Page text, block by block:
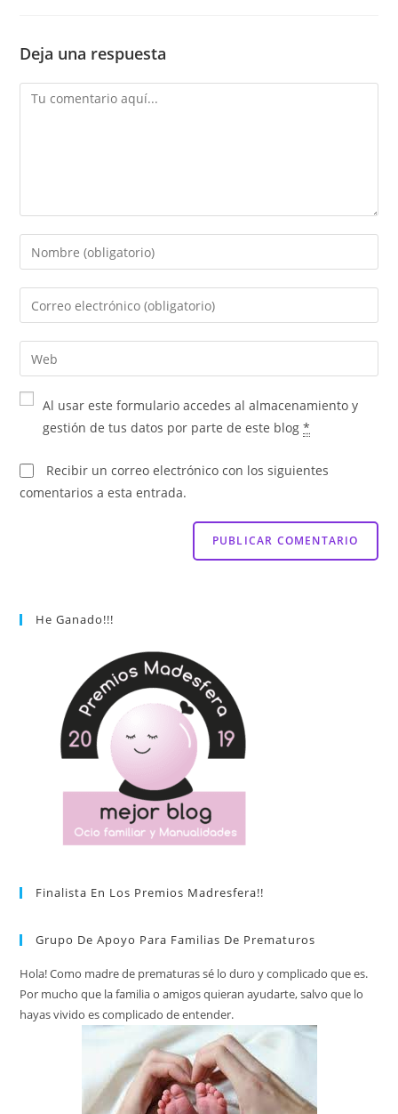
Deja una respuesta
Al usar este formulario accedes al almacenamiento y
gestión de tus datos por parte de este blog*
Recibir un correo electrónico con los siguientes
comentarios a esta entrada.
He Ganado!!!
Finalista En Los Premios Madresfera!!
Grupo De Apoyo Para Familias De Prematuros
Hola! Como madre de prematuras sé lo duro y complicado que es.
Por mucho que la familia o amigos quieran ayudarte, salvo que lo
hayas vivido es complicado de entender.